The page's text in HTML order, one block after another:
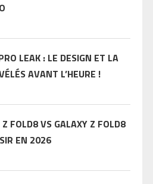
LEAK : LE DESIGN ET LA
AVANT L’HEURE !
FOLD8 VS GALAXY Z FOLD8
EN 2026